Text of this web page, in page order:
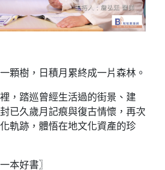
顆樹，日積月累終成一片森林。
，踏巡曾經生活過的街景、建
已久歲月記痕與復古情懷，再次
軌跡，體悟在地文化資產的珍
本好書〗